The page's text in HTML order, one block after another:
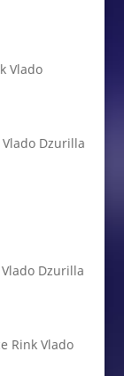
Vlado
Vlado Dzurilla
Dzurilla
Rink Vlado